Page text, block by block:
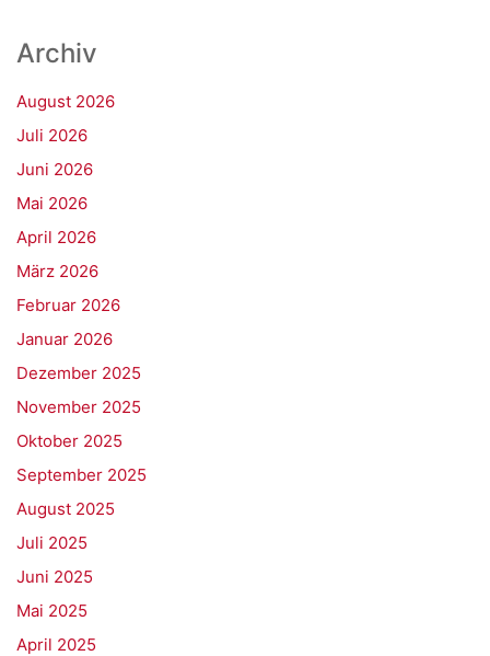
Archiv
August 2026
Juli 2026
Juni 2026
Mai 2026
April 2026
März 2026
Februar 2026
Januar 2026
Dezember 2025
November 2025
Oktober 2025
September 2025
August 2025
Juli 2025
Juni 2025
Mai 2025
April 2025